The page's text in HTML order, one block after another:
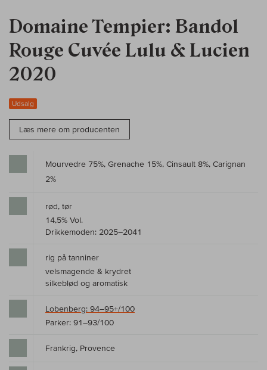
Domaine Tempier: Bandol
Rouge Cuvée Lulu & Lucien
2020
Udsalg
Læs mere om producenten
Mourvedre 75%, Grenache 15%, Cinsault 8%, Carignan
2%
rød, tør
14,5% Vol.
Drikkemoden: 2025–2041
rig på tanniner
velsmagende & krydret
silkeblød og aromatisk
Lobenberg: 94–95+/100
Parker: 91–93/100
Frankrig, Provence